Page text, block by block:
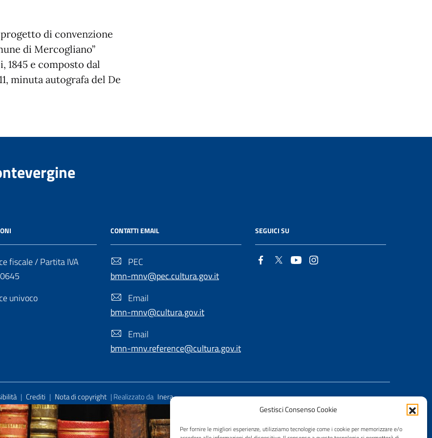
Gestisci Consenso Cookie
Per fornire le migliori esperienze, utilizziamo tecnologie come i cookie per memorizzare e/o
di convenzione
di Mercogliano”
1845 e composto dal
minuta autografa del De
fiscale / Partita IVA
univoco
CONTATTI EMAIL
PEC
bmn-mnv@pec.cultura.gov.it
Email
bmn-mnv@cultura.gov.it
Email
bmn-mnv.reference@cultura.gov.it
SEGUICI SU
| Crediti | Nota di copyright | Realizzato da Inera